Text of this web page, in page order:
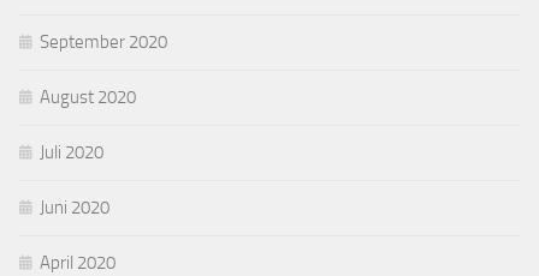
September 2020
August 2020
Juli 2020
Juni 2020
April 2020